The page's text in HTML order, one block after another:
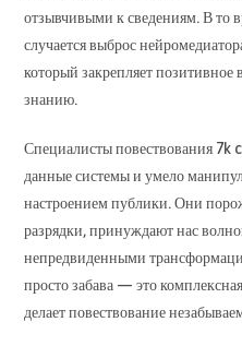
отзывчивыми к сведениям. В то
случается выброс
который закрепляет
знанию.
Специалисты повествования
данные системы и умело
настроением публики. Они
разрядки, принуждают нас
непредвиденными
просто забава — это
делает повествование